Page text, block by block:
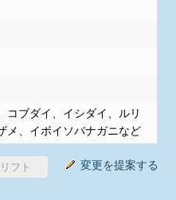
コブダイ、イシダイ、ルリ
メ、イボイソバナガニなど
変更を提案する
リフト